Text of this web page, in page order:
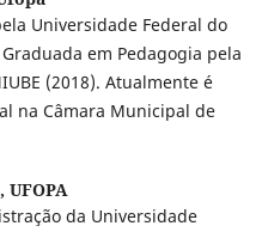
Universidade Federal do
em Pedagogia pela
(2018). Atualmente é
na Câmara Municipal de
UFOPA
da Universidade